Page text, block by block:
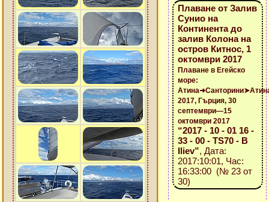
Плаване от Залив
Сунио на
Континента до
залив Колона на
остров Китнос, 1
октомври 2017
Плаване в Егейско
море:
2017, Гърция, 30
септември—15
октомври 2017
“2017 - 10 - 01 16 -
33 - 00 - TS70 - B
Iliev”, Дата:
2017:10:01, Час:
16:33:00 (№ 23 от
30)